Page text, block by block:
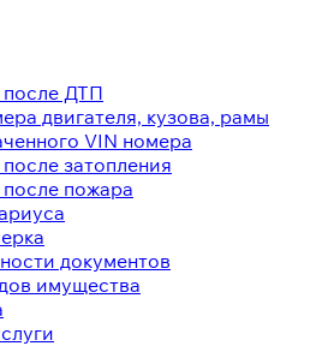
ДТП
двигателя, кузова, рамы
VIN номера
затопления
пожара
документов
имущества